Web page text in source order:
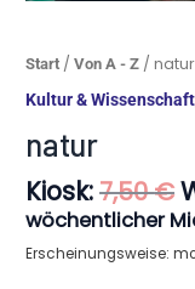
Start /Von A - Z / natur
Kultur & Wissenschaft
natur
Kiosk:7,50€
wöchentlicher
Erscheinungsweise:
natur
Menge